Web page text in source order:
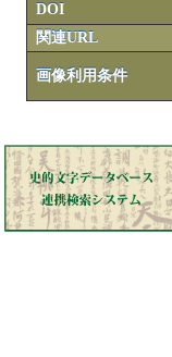
DOI
関連URL
画像利用条件